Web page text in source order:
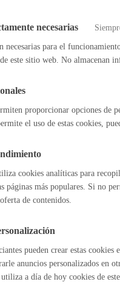
necesarias
necesarias para el
este sitio web. No almacenan
proporcionar opciones de
el uso de estas cookies,
cookies analíticas para
páginas más populares. Si no
de contenidos.
pueden crear estas
anuncios personalizados en
a día de hoy cookies de